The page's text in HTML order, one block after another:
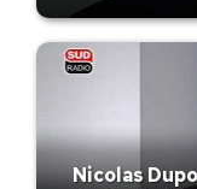
Nicolas